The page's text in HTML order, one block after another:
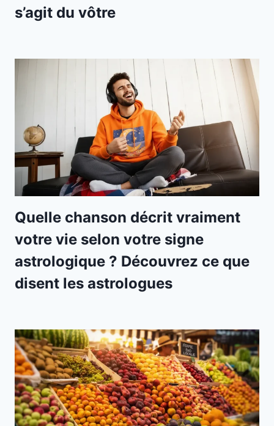
s’agit du vôtre
Quelle chanson décrit vraiment
votre vie selon votre signe
astrologique ? Découvrez ce que
disent les astrologues